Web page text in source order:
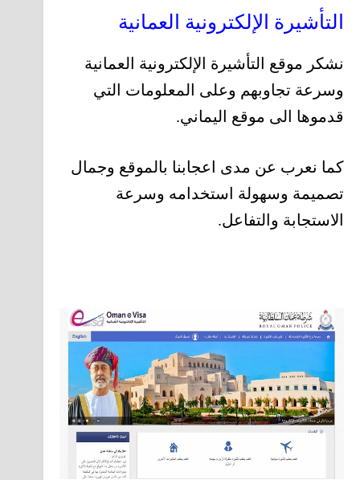
التأشيرة الإلكترونية العمانية
نشكر موقع التأشيرة الإلكترونية العمانية
وسرعة تجاوبهم وعلى المعلومات التي
قدموها الى موقع اليماني.
كما نعرب عن مدى اعجابنا بالموقع وجمال
تصميمة وسهولة استخدامه وسرعة
الاستجابة والتفاعل.